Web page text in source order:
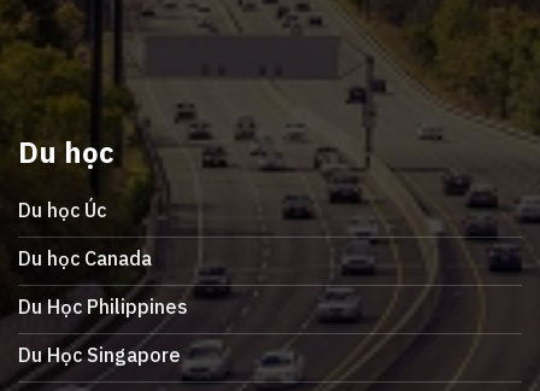
Du học
Du học Úc
Du học Canada
Du Học Philippines
Du Học Singapore